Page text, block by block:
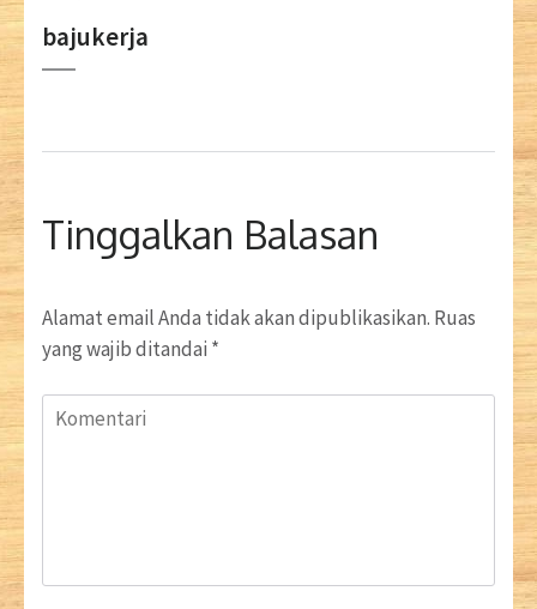
bajukerja
Tinggalkan Balasan
Alamat email Anda tidak akan dipublikasikan. Ruas
yang wajib ditandai *
Komentari